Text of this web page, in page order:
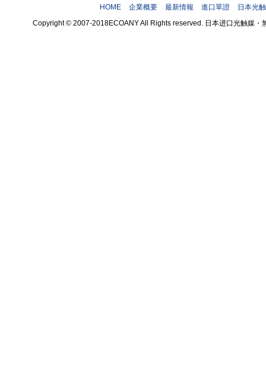
HOME 企業概要 最新情報 進口單證
日本光
Copyright © 2007-2018ECOANY All Rights reserved. 日本进口光触媒